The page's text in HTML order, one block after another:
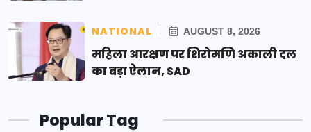
NATIONAL AUGUST 8, 2026
महिला आरक्षण पर शिरोमणि अकाली दल
का बड़ा ऐलान, SAD
Popular Tag